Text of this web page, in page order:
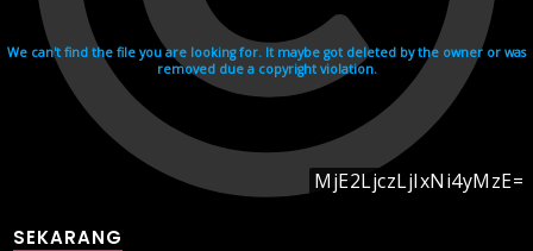
SEKARANG